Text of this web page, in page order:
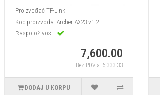
Proizvođač TP-Link
Kod proizvoda: Archer AX23 v1.2
Raspoloživost:
7,600.00
Bez PDV-a: 6,333.33
DODAJ U KORPU